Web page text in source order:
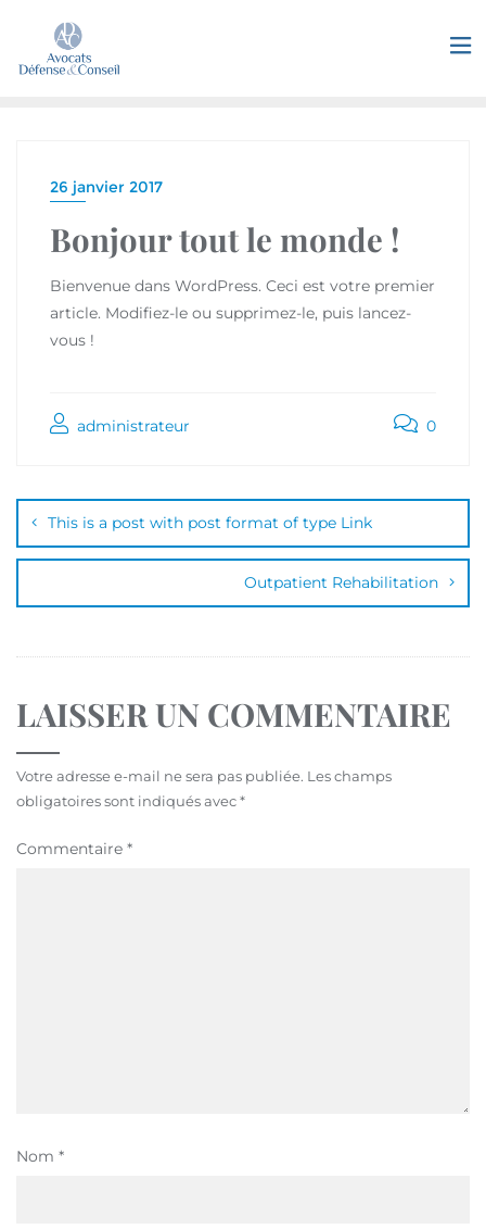
26 janvier 2017
Bonjour tout le monde !
Bienvenue dans WordPress. Ceci est votre premier
article. Modifiez-le ou supprimez-le, puis lancez-
vous !
administrateur 0
This is a post with post format of type Link
Outpatient Rehabilitation
LAISSER UN COMMENTAIRE
Votre adresse e-mail ne sera pas publiée. Les champs
obligatoires sont indiqués avec*
Commentaire *
Nom *